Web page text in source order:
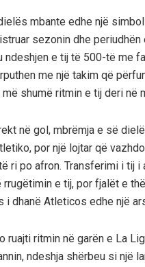
mbante edhe një
sezonin dhe
ndeshjen e tij të 500-të me
me një takim që
shumë ritmin e tij deri në
në gol, mbrëmja e së
por një lojtar që
ri po afron. Transferimi i tij i
e tij, por fjalët e
i dhanë Atleticos edhe një
ruajti ritmin në garën e La
ndeshja shërbeu si një